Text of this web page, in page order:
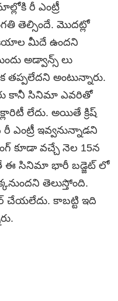
రీ ఎంట్రీ
తెల్సిందే. మొదట్లో
మీదే ఉందని
అడ్వాన్స్ లు
తప్పలేదని అంటున్నారు.
కానీ సినిమా ఎవరితో
లేదు. అయితే క్రిష్
ఇవ్వనున్నాడని
కూడా వచ్చే నెల 15న
ఈ సినిమా భారీ బడ్జెట్ లో
తెలుస్తోంది.
చేయలేదు. కాబట్టి ఇది